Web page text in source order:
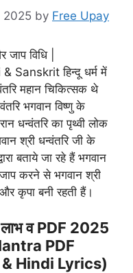
2025 by Free Upay
विधि |
हिन्दू धर्म में
महान चिकित्सक थे
भगवान विष्णु के
धन्वंतरि का पृथ्वी लोक
श्री धन्वंतरि जी के
बताये जा रहे हैं भगवान
करने से भगवान श्री
कृपा बनी रहती हैं।
लाभ व PDF 2025
PDF
Hindi Lyrics)